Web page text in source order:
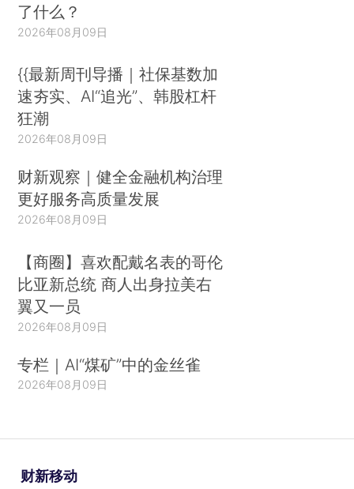
了什么？
2026年08月09日
{{最新周刊导播｜社保基数加
速夯实、AI“追光”、韩股杠杆
狂潮
2026年08月09日
财新观察｜健全金融机构治理
更好服务高质量发展
2026年08月09日
【商圈】喜欢配戴名表的哥伦
比亚新总统 商人出身拉美右
翼又一员
2026年08月09日
专栏｜AI“煤矿”中的金丝雀
2026年08月09日
财新移动